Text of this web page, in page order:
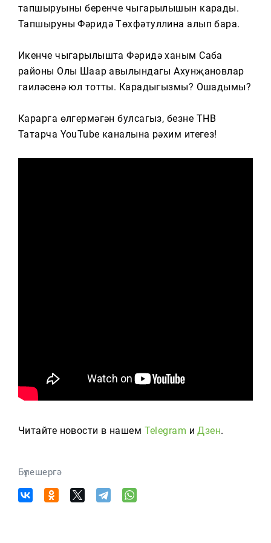
тапшыруының беренче чыгарылышын карады.
Тапшыруны Фәридә Төхфәтуллина алып бара.
Икенче чыгарылышта Фәридә ханым Саба
районы Олы Шаңар авылындагы Ахунҗановлар
гаиләсенә юл тотты. Карадыгызмы? Ошадымы?
Карарга өлгермәгән булсагыз, безнең ТНВ
Татарча YouTube каналына рәхим итегез!
Читайте новости в нашем Telegram иДзен.
Бүлешергә